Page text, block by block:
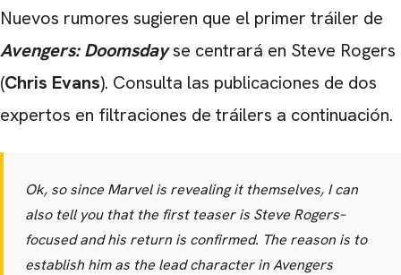
Nuevos rumores sugieren que el primer tráiler de
Avengers: Doomsdayse centrará en Steve Rogers
(Chris Evans). Consulta las publicaciones de dos
expertos en filtraciones de tráilers a continuación.
Ok, so since Marvel is revealing it themselves, I can
also tell you that the first teaser is Steve Rogers–
focused and his return is confirmed. The reason is to
establish him as the lead character in Avengers